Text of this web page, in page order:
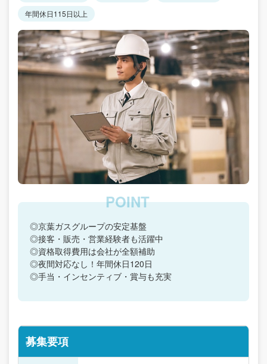
年間休日115日以上
◎京葉ガスグループの安定基盤
◎接客・販売・営業経験者も活躍中
◎資格取得費用は会社が全額補助
◎夜間対応なし！年間休日120日
◎手当・インセンティブ・賞与も充実
募集要項